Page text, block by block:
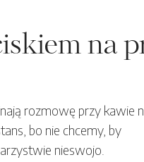
na
rozmowę przy kawie
bo nie chcemy, by
nieswojo.